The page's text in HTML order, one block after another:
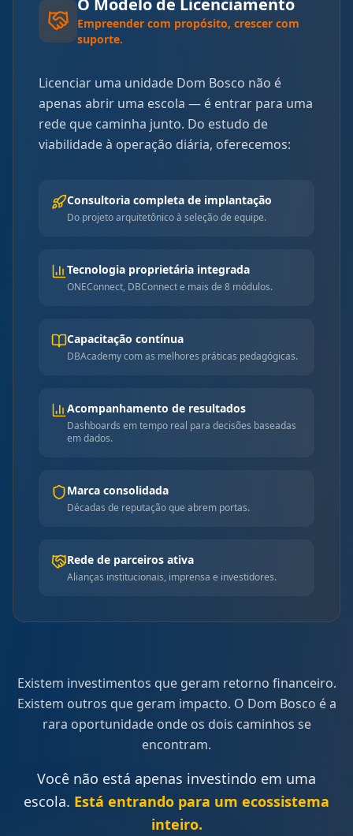
O Modelo de Licenciamento
Empreender com propósito, crescer com
suporte.
Licenciar uma unidade Dom Bosco não é
apenas abrir uma escola — é entrar para uma
rede que caminha junto. Do estudo de
viabilidade à operação diária, oferecemos:
Consultoria completa de implantação
Do projeto arquitetônico à seleção de equipe.
Tecnologia proprietária integrada
ONEConnect, DBConnect e mais de 8 módulos.
Capacitação contínua
DBAcademy com as melhores práticas pedagógicas.
Acompanhamento de resultados
Dashboards em tempo real para decisões baseadas
em dados.
Marca consolidada
Décadas de reputação que abrem portas.
Rede de parceiros ativa
Alianças institucionais, imprensa e investidores.
Existem investimentos que geram retorno financeiro.
Existem outros que geram impacto. O Dom Bosco é a
rara oportunidade onde os dois caminhos se
encontram.
Você não está apenas investindo em uma
escola. Está entrando para um ecossistema
inteiro.